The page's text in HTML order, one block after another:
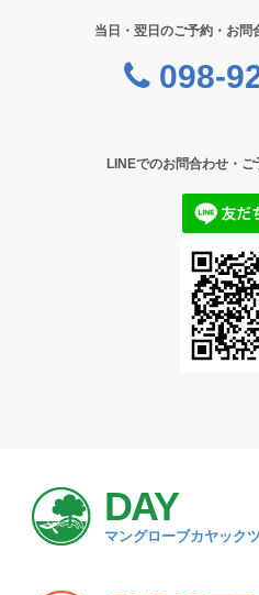
当日・翌日のご予約・お問
098-
LINEでのお問合わせ・ご
DAY
マングローブカヤック